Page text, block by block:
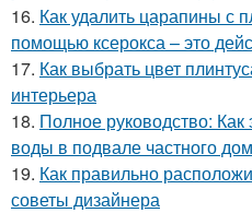
16. Как удалить царапины с
помощью ксерокса – это
17. Как выбрать цвет
интерьера
18. Полное руководство:
воды в подвале частного
19. Как правильно
советы дизайнера